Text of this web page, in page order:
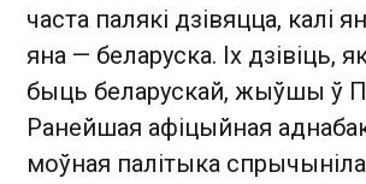
часта палякі дзівяцца, калі
яна — беларуска. Іх дзівіць,
быць беларускай, жыўшы ў
Ранейшая афіцыйная
моўная палітыка спрычыніла